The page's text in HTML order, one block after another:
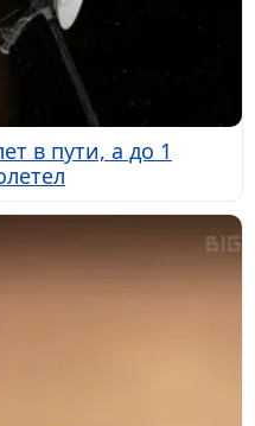
в пути, а до 1